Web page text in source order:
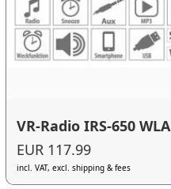
VR-Radio IRS-650
EUR 117.99
incl. VAT, excl. shipping & fees